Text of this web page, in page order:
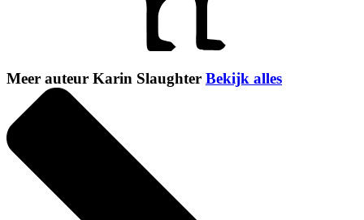
Meer auteur Karin Slaughter Bekijk alles